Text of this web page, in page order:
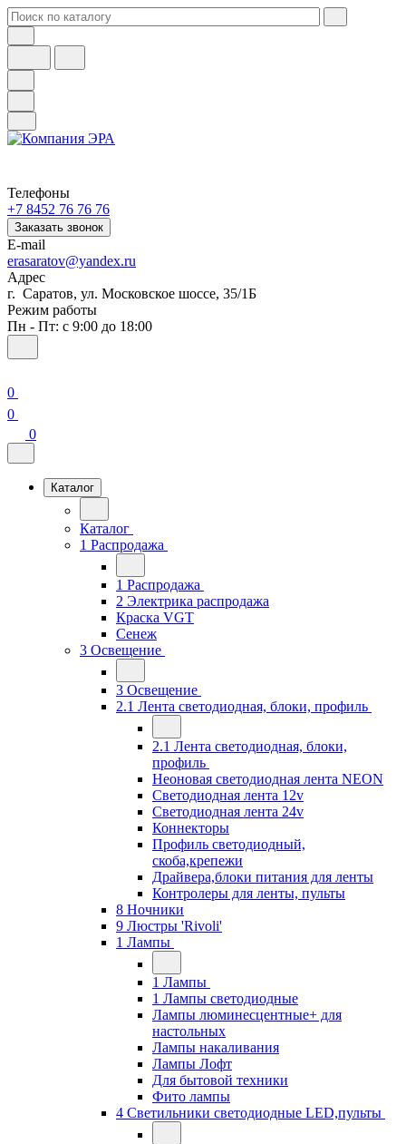
Телефоны
+7 8452 76 76 76
Заказать звонок
E-mail
erasaratov@yandex.ru
Адрес
г. Саратов, ул. Московское шоссе, 35/1Б
Режим работы
Пн - Пт: с 9:00 до 18:00
0
0
0
Каталог
Каталог
1 Распродажа
1 Распродажа
2 Электрика распродажа
Краска VGT
Сенеж
3 Освещение
3 Освещение
2.1 Лента светодиодная, блоки, профиль
2.1 Лента светодиодная, блоки,
профиль
Неоновая светодиодная лента NEON
Светодиодная лента 12v
Светодиодная лента 24v
Коннекторы
Профиль светодиодный,
скоба,крепежи
Драйвера,блоки питания для ленты
Контролеры для ленты, пульты
8 Ночники
9 Люстры 'Rivoli'
1 Лампы
1 Лампы
1 Лампы светодиодные
Лампы люминесцентные+ для
настольных
Лампы накаливания
Лампы Лофт
Для бытовой техники
Фито лампы
4 Светильники светодиодные LED,пульты